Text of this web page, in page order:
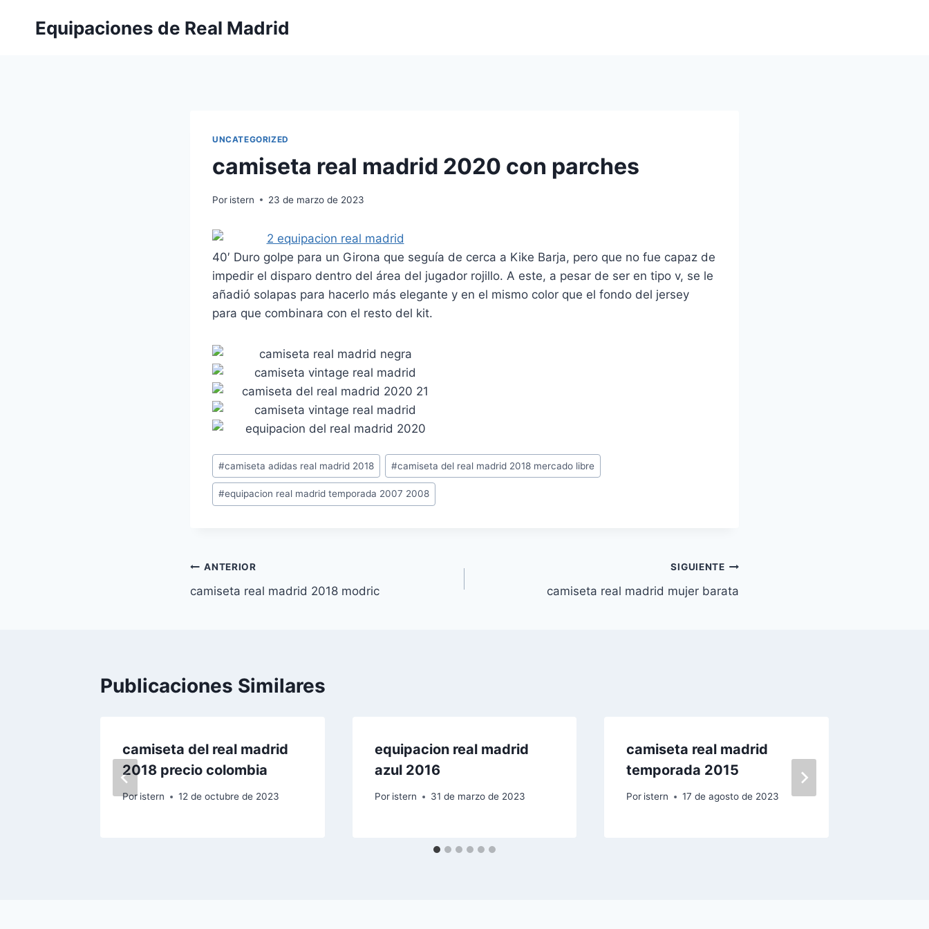
Equipaciones de Real Madrid
UNCATEGORIZED
camiseta real madrid 2020 con parches
Por istern 23 de marzo de 2023
40′ Duro golpe para un Girona que seguía de cerca a Kike Barja, pero que no fue capaz de
impedir el disparo dentro del área del jugador rojillo. A este, a pesar de ser en tipo v, se le
añadió solapas para hacerlo más elegante y en el mismo color que el fondo del jersey
para que combinara con el resto del kit.
Etiquetas
de
la
#camiseta adidas real madrid 2018 #camiseta del real madrid 2018 mercado libre
#equipacion real madrid temporada 2007 2008
Navegación
de
ANTERIOR
camiseta real madrid 2018 modric
SIGUIENTE
camiseta real madrid mujer barata
Publicaciones Similares
camiseta del real madrid
2018 precio colombia
Por istern 12 de octubre de 2023
equipacion real madrid
azul 2016
Por istern 31 de marzo de 2023
camiseta real madrid
temporada 2015
Por istern 17 de agosto de 2023